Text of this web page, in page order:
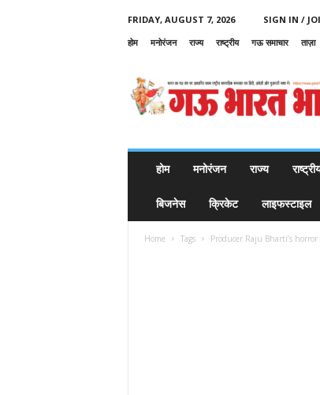
FRIDAY, AUGUST 7, 2026
SIGN IN /
होम
मनोरंजन राज्य राष्ट्रीय गऊ समाचार ताज़ा
u
होम
मनोरंजन राज्य
बिजनेस क्रिकेट लाइफस्टाइल
Home Tags Producer Raju Bharti’s